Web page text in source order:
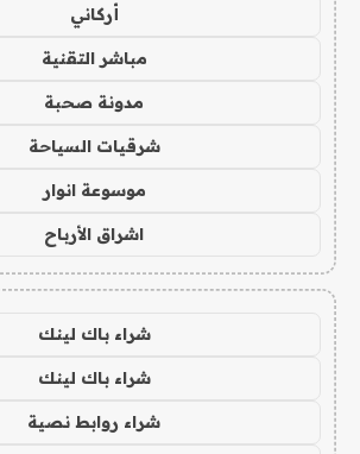
أركاني
مباشر التقنية
مدونة صحبة
شرقيات السياحة
موسوعة انوار
اشراق الأرباح
شراء باك لينك
شراء باك لينك
شراء روابط نصية